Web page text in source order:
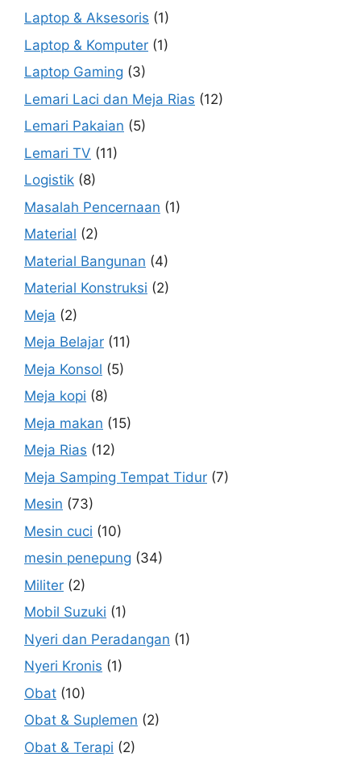
Laptop & Aksesoris (1)
Laptop & Komputer (1)
Laptop Gaming (3)
Lemari Laci dan Meja Rias (12)
Lemari Pakaian (5)
Lemari TV (11)
Logistik (8)
Masalah Pencernaan (1)
Material (2)
Material Bangunan (4)
Material Konstruksi (2)
Meja (2)
Meja Belajar (11)
Meja Konsol (5)
Meja kopi (8)
Meja makan (15)
Meja Rias (12)
Meja Samping Tempat Tidur (7)
Mesin (73)
Mesin cuci (10)
mesin penepung (34)
Militer (2)
Mobil Suzuki (1)
Nyeri dan Peradangan (1)
Nyeri Kronis (1)
Obat (10)
Obat & Suplemen (2)
Obat & Terapi (2)